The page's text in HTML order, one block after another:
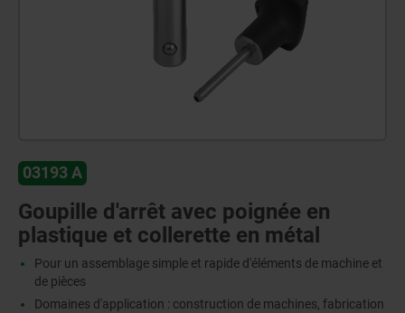
03193 A
Goupille d'arrêt avec poignée en
plastique et collerette en métal
Pour un assemblage simple et rapide d'éléments de machine et
de pièces
Domaines d'application : construction de machines, fabrication